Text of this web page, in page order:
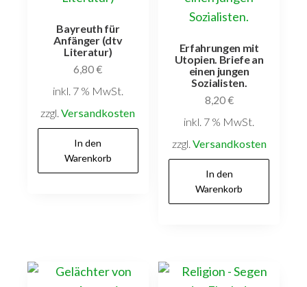
Bayreuth für
Anfänger (dtv
Literatur)
6,80€
inkl. 7 % MwSt.
zzgl.Versandkosten
In den
Warenkorb
Erfahrungen mit
Utopien. Briefe an
einen jungen
Sozialisten.
8,20€
inkl. 7 % MwSt.
zzgl. Versandkosten
In den
Warenkorb